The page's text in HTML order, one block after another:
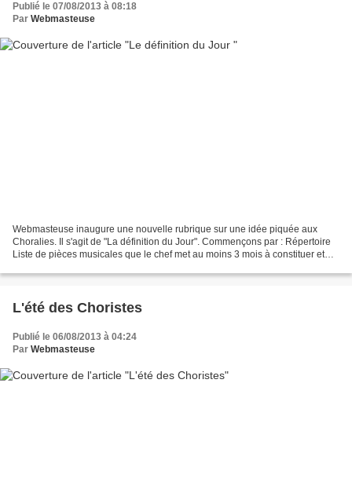
Publié le 07/08/2013 à 08:18
Par Webmasteuse
Webmasteuse inaugure une nouvelle rubrique sur une idée piquée aux
Choralies. Il s'agit de "La définition du Jour". Commençons par : Répertoire
Liste de pièces musicales que le chef met au moins 3 mois à constituer et
L'été des Choristes
Publié le 06/08/2013 à 04:24
Par Webmasteuse